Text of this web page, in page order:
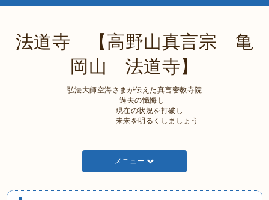
法道寺 【高野山真言宗 亀
岡山 法道寺】
弘法大師空海さまが伝えた真言密教寺院
過去の懺悔し
現在の状況を打破し
未来を明るくしましょう
メニュー